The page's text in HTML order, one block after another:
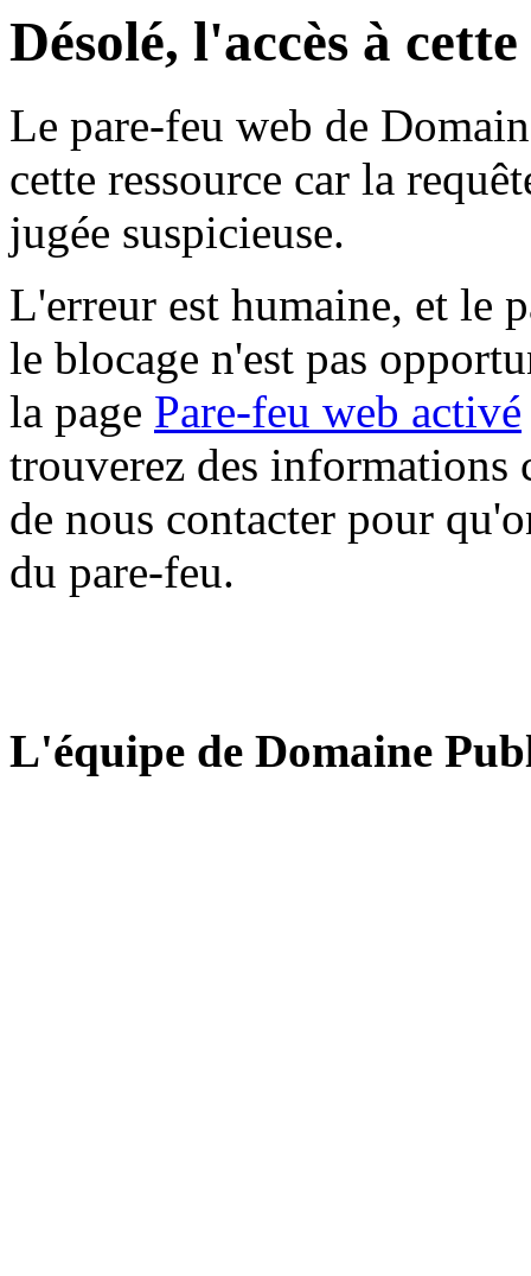
Désolé, l'accès à
Le pare-feu web de
cette ressource car la
jugée suspicieuse.
L'erreur est humaine, et le
le blocage n'est pas
la page Pare-feu web activé
trouverez des informations
de nous contacter pour
du pare-feu.
L'équipe de Domaine